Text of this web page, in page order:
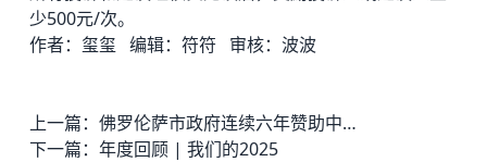
少500元/次。
作者：玺玺 编辑：符符 审核：波波
上一篇：
佛罗伦萨市政府连续六年赞助中意设计交流中心线上活动
下一篇：年度回顾 | 我们的2025